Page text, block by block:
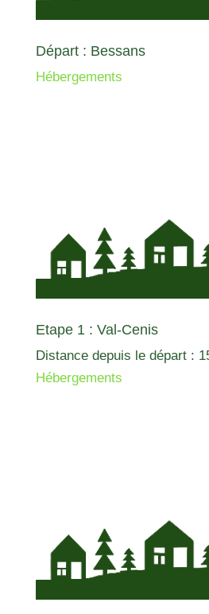
Départ : Bessans
Hébergements
Etape 1 : Val-Cenis
Distance depuis le départ :
Hébergements